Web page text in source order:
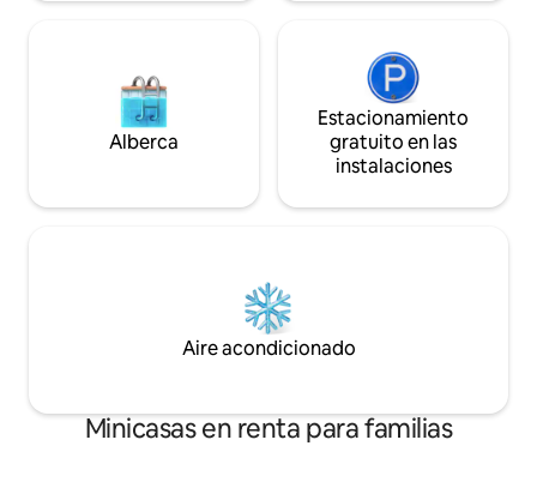
Alberca
Estacionamiento
gratuito en las
instalaciones
Aire acondicionado
Minicasas en renta para familias